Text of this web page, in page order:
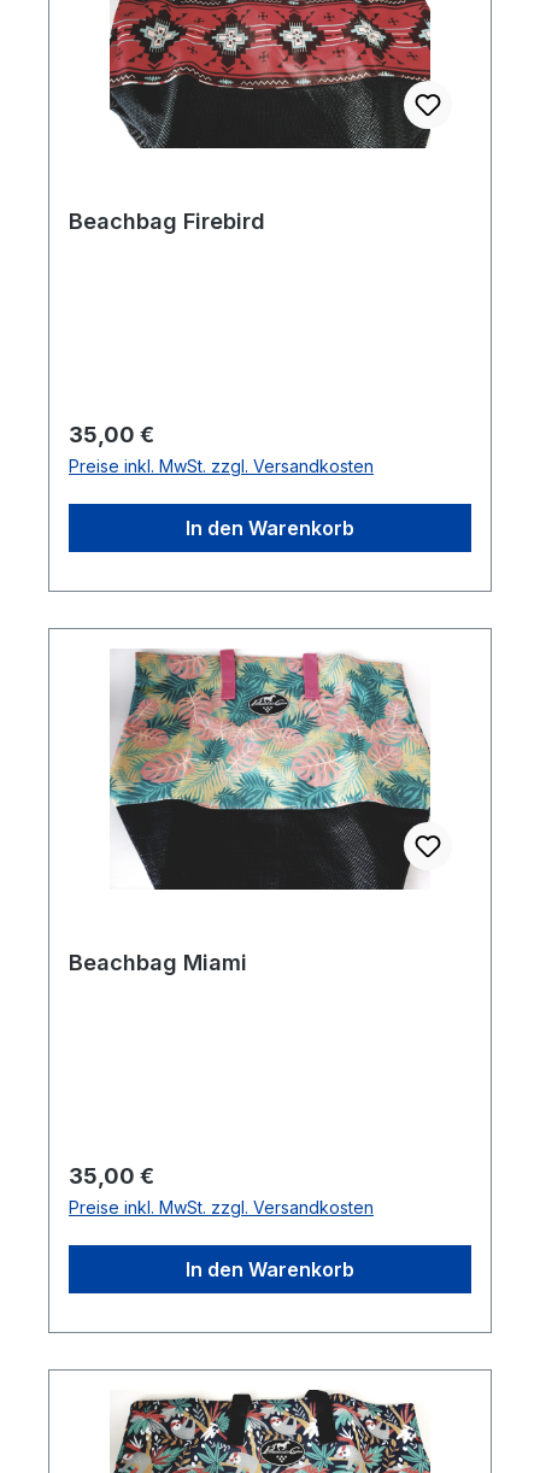
Beachbag Firebird
Regulärer Preis:
35,00 €
Preise inkl. MwSt. zzgl. Versandkosten
In den Warenkorb
Beachbag Miami
Regulärer Preis:
35,00 €
Preise inkl. MwSt. zzgl. Versandkosten
In den Warenkorb